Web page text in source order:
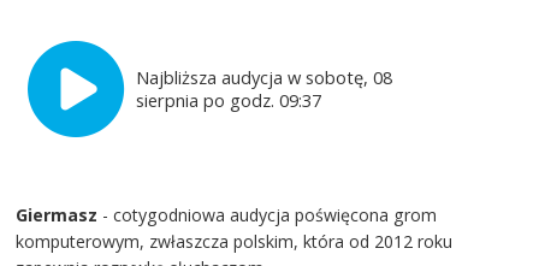
Najbliższa audycja w sobotę, 08
sierpnia po godz. 09:37
Giermasz - cotygodniowa audycja poświęcona grom
komputerowym, zwłaszcza polskim, która od 2012 roku